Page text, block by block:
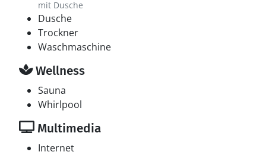
mit Dusche
Dusche
Trockner
Waschmaschine
Wellness
Sauna
Whirlpool
Multimedia
Internet